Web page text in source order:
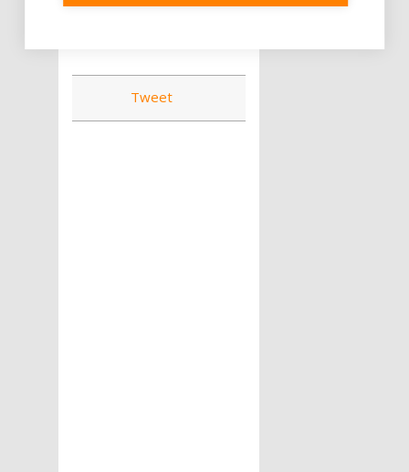
Alza CZ a.s.
Tweet